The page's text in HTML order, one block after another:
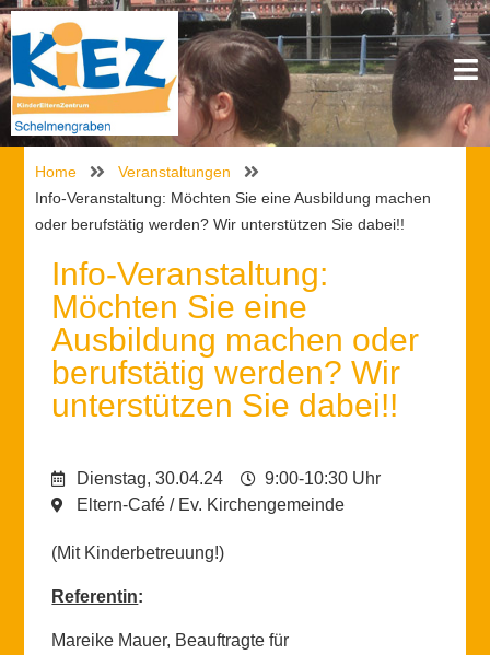
Home
Veranstaltungen
Info-Veranstaltung: Möchten Sie eine Ausbildung machen
oder berufstätig werden? Wir unterstützen Sie dabei!!
Info-Veranstaltung:
Möchten Sie eine
Ausbildung machen oder
berufstätig werden? Wir
unterstützen Sie dabei!!
Dienstag, 30.04.24
9:00-10:30 Uhr
Eltern-Café / Ev. Kirchengemeinde
(Mit Kinderbetreuung!)
Referentin:
Mareike Mauer, Beauftragte für